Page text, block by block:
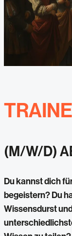
(M/W/D)
Du kannst dich
begeistern? Du
Wissensdurst